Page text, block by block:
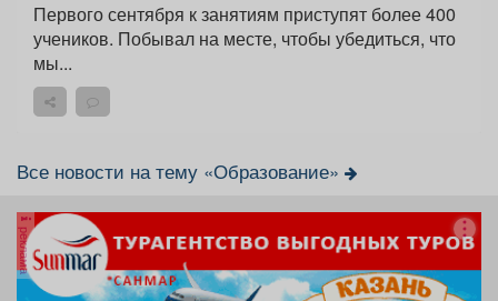
Первого сентября к занятиям приступят более 400
учеников. Побывал на месте, чтобы убедиться, что
мы...
Все новости на тему «Образование»
реклама